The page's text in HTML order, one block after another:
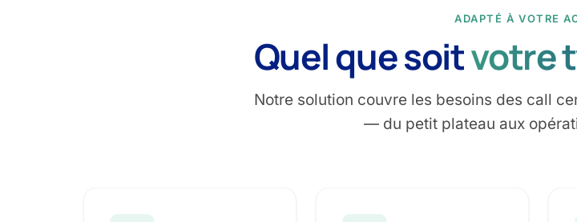
ADAPTÉ À VOTRE
Quel que soitvotre
Notre solution couvre les besoins des call
— du petit plateau aux